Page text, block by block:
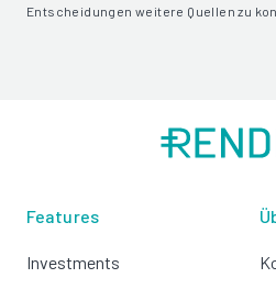
Entscheidungen weitere Quellen zu
Features
Investments